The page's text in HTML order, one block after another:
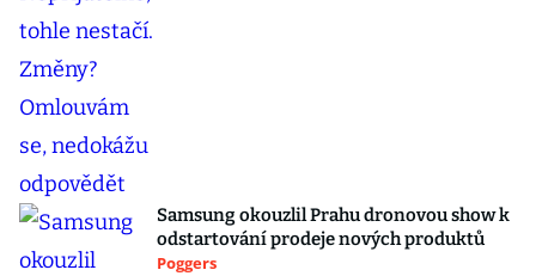
Samsung okouzlil Prahu dronovou show k
odstartování prodeje nových produktů
Poggers